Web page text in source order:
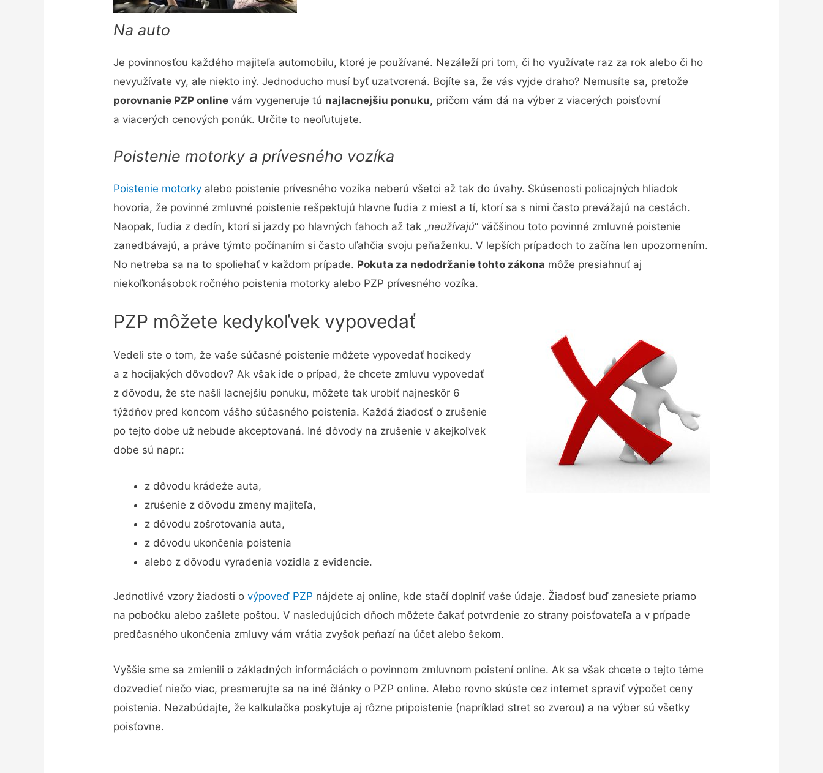
Na auto
Je povinnosťou každého majiteľa automobilu, ktoré je používané. Nezáleží pri tom, či ho využívate raz za rok alebo či ho
nevyužívate vy, ale niekto iný. Jednoducho musí byť uzatvorená. Bojíte sa, že vás vyjde draho? Nemusíte sa, pretože
porovnanie PZP online vám vygeneruje tú najlacnejšiu ponuku, pričom vám dá na výber z viacerých poisťovní
a viacerých cenových ponúk. Určite to neoľutujete.
Poistenie motorky a prívesného vozíka
Poistenie motorky alebo poistenie prívesného vozíka neberú všetci až tak do úvahy. Skúsenosti policajných hliadok
hovoria, že povinné zmluvné poistenie rešpektujú hlavne ľudia z miest a tí, ktorí sa s nimi často prevážajú na cestách.
Naopak, ľudia z dedín, ktorí si jazdy po hlavných ťahoch až tak „neužívajú“ väčšinou toto povinné zmluvné poistenie
zanedbávajú, a práve týmto počínaním si často uľahčia svoju peňaženku. V lepších prípadoch to začína len upozornením.
No netreba sa na to spoliehať v každom prípade. Pokuta za nedodržanie tohto zákona môže presiahnuť aj
niekoľkonásobok ročného poistenia motorky alebo PZP prívesného vozíka.
PZP môžete kedykoľvek vypovedať
Vedeli ste o tom, že vaše súčasné poistenie môžete vypovedať hocikedy
a z hocijakých dôvodov? Ak však ide o prípad, že chcete zmluvu vypovedať
z dôvodu, že ste našli lacnejšiu ponuku, môžete tak urobiť najneskôr 6
týždňov pred koncom vášho súčasného poistenia. Každá žiadosť o zrušenie
po tejto dobe už nebude akceptovaná. Iné dôvody na zrušenie v akejkoľvek
dobe sú napr.:
z dôvodu krádeže auta,
zrušenie z dôvodu zmeny majiteľa,
z dôvodu zošrotovania auta,
z dôvodu ukončenia poistenia
alebo z dôvodu vyradenia vozidla z evidencie.
Jednotlivé vzory žiadosti ovýpoveď PZP nájdete aj online, kde stačí doplniť vaše údaje. Žiadosť buď zanesiete priamo
na pobočku alebo zašlete poštou. V nasledujúcich dňoch môžete čakať potvrdenie zo strany poisťovateľa a v prípade
predčasného ukončenia zmluvy vám vrátia zvyšok peňazí na účet alebo šekom.
Vyššie sme sa zmienili o základných informáciách o povinnom zmluvnom poistení online. Ak sa však chcete o tejto téme
dozvedieť niečo viac, presmerujte sa na iné články o PZP online. Alebo rovno skúste cez internet spraviť výpočet ceny
poistenia. Nezabúdajte, že kalkulačka poskytuje aj rôzne pripoistenie (napríklad stret so zverou) a na výber sú všetky
poisťovne.